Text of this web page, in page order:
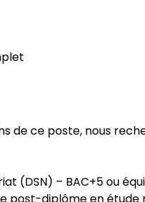
de ce poste, nous
(DSN) – BAC+5 ou